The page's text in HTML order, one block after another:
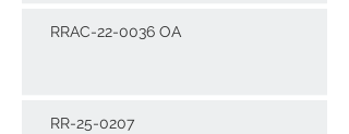
RRAC-22-0036 OA
RR-25-0207